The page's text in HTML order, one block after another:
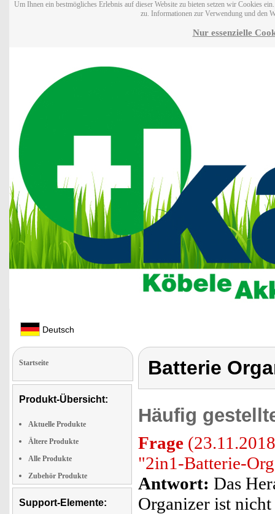
Um Ihnen ein bestmögliches Erlebnis auf dieser Website zu bieten setzen wir Cookies
zu. Informationen zur Verwendung und den
Nur essenzielle
Deutsch
Startseite
Produkt-Übersicht:
Aktuelle Produkte
Ältere Produkte
Alle Produkte
Zubehör Produkte
Support-Elemente:
Batterie
Häufig
Frage
"2in1-Batterie-
Antwort: Das
Organizer ist nicht